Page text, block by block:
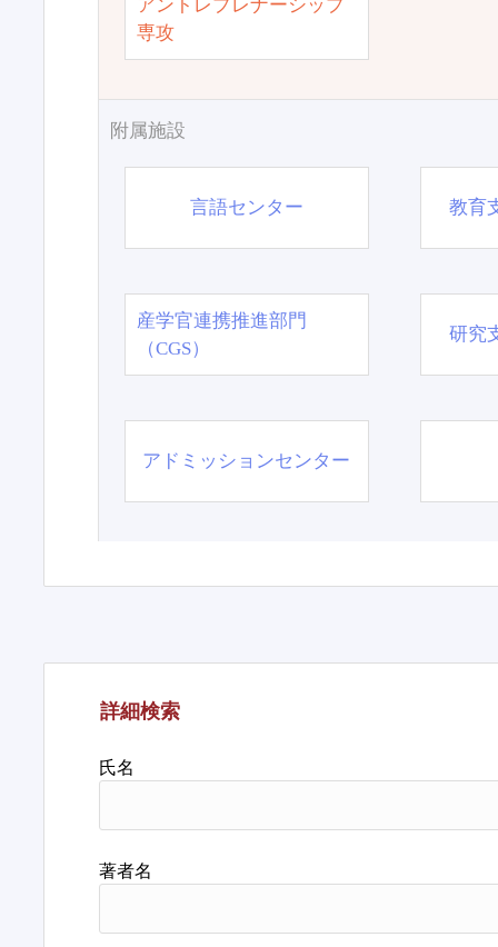
アントレプレナーシップ
専攻
附属施設
言語センター 教育
産学官連携推進部門
（CGS）
研究
アドミッションセンター
詳細検索
氏名
著者名